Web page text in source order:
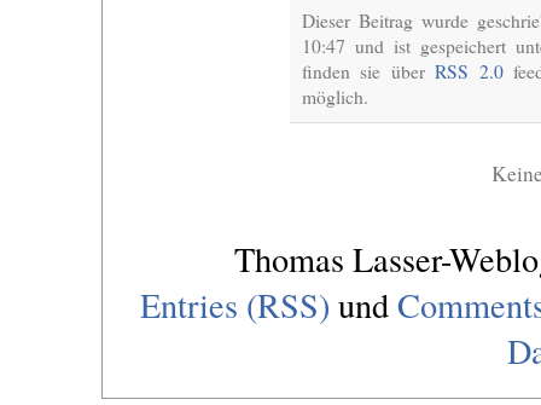
Dieser Beitrag wurde
10:47 und ist gespeichert
finden sie überRSS 2.0
möglich.
Thomas Lasser-
Entries (RSS) und